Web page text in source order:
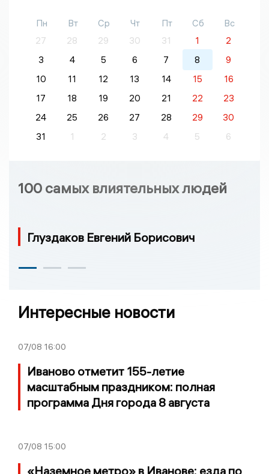
Пн Вт Ср Чт Пт Сб
Вс
27
28 29 30 31 1
2
3
4 5 6 7 8
9
10
11 12 13 14 15
16
17
18 19 20 21 22
23
24
25 26 27 28 29
30
31
1 2 3 4 5 6
100 самых влиятельных людей
Глуздаков Евгений Борисович
Интересные новости
07/08 16:00
Иваново отметит 155-летие
масштабным праздником: полная
программа Дня города 8 августа
07/08 15:00
«Наземное метро» в Иванове: езда по